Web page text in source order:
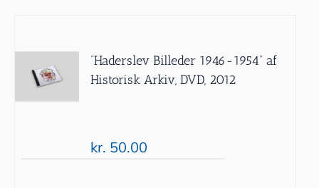
”Haderslev Billeder 1946-1954” af
Historisk Arkiv, DVD, 2012
kr. 50.00